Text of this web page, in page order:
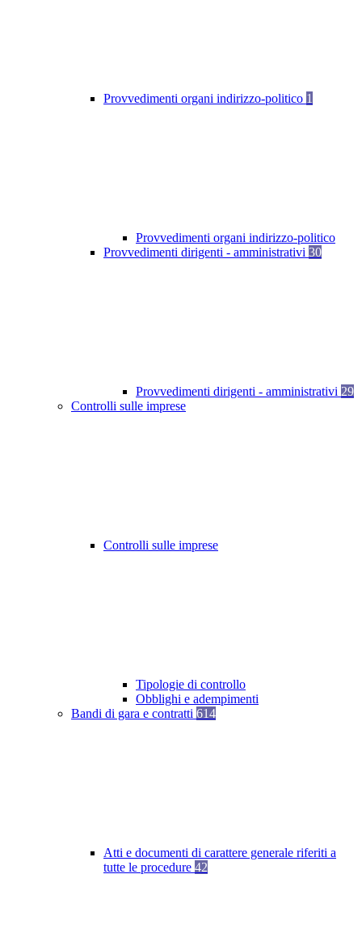
Provvedimenti organi indirizzo-politico 1
Provvedimenti organi indirizzo-politico
Provvedimenti dirigenti - amministrativi 30
Provvedimenti dirigenti - amministrativi 29
Controlli sulle imprese
Controlli sulle imprese
Tipologie di controllo
Obblighi e adempimenti
Bandi di gara e contratti 614
Atti e documenti di carattere generale riferiti a
tutte le procedure 42